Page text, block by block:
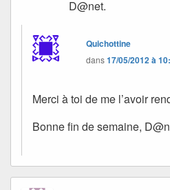
D@net.
Quichottine
dans17/05/2012 à
Merci à toi de me l’avoir
Bonne fin de semaine,